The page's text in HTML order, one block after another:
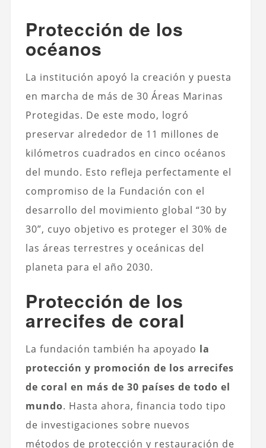
Protección de los
océanos
La institución apoyó la creación y puesta
en marcha de más de 30 Áreas Marinas
Protegidas. De este modo, logró
preservar alrededor de 11 millones de
kilómetros cuadrados en cinco océanos
del mundo. Esto refleja perfectamente el
compromiso de la Fundación con el
desarrollo del movimiento global “30 by
30”, cuyo objetivo es proteger el 30% de
las áreas terrestres y oceánicas del
planeta para el año 2030.
Protección de los
arrecifes de coral
La fundación también ha apoyado la
protección y promoción de los arrecifes
de coral en más de 30 países de todo el
mundo. Hasta ahora, financia todo tipo
de investigaciones sobre nuevos
métodos de protección y restauración de